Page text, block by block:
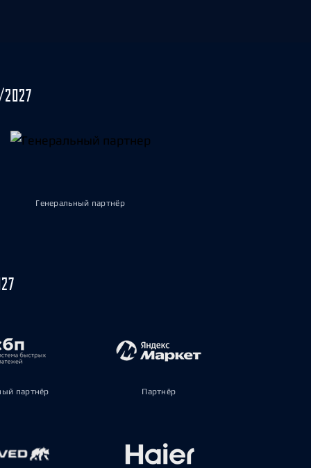
Генеральный партнёр
партнёр Партнёр